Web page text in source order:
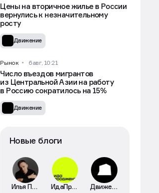
Цены на вторичное жилье в России
вернулись к незначительному
росту
Движение
Рынок 6 авг, 10:21
Число въездов мигрантов
из Центральной Азии на работу
в Россию сократилось на 15%
Движение
Новые блоги
Илья Пискулин ИдаПроджект Движение